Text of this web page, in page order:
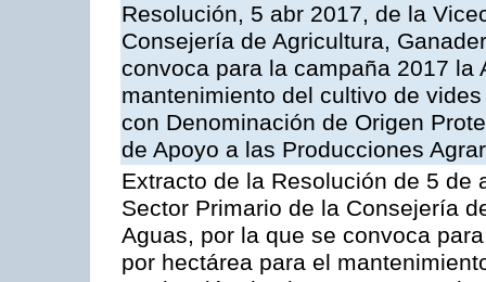
Resolución, 5 abr 2017, de la
Consejería de Agricultura,
convoca para la campaña 2017
mantenimiento del cultivo de
con Denominación de Origen
de Apoyo a las Producciones
Extracto de la Resolución de 5
Sector Primario de la Consejería
Aguas, por la que se convoca
por hectárea para el